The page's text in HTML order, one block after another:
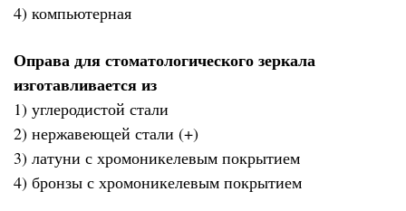
4) компьютерная
Оправа для стоматологического зеркала
изготавливается из
1) углеродистой стали
2) нержавеющей стали (+)
3) латуни с хромоникелевым покрытием
4) бронзы с хромоникелевым покрытием